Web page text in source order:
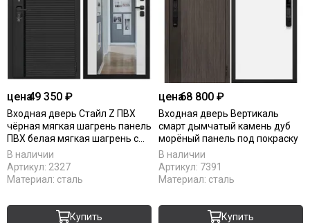
цена49 350 ₽
Входная дверь Стайл Z ПВХ
чёрная мягкая шагрень панель
ПВХ белая мягкая шагрень с
зеркалом Z
В наличии
Артикул: 2327
Материал: сталь
Купить
цена68 800 ₽
Входная дверь Вертикаль
смарт дымчатый камень дуб
морёный панель под покраску
В наличии
Артикул: 7391
Материал: сталь
Купить